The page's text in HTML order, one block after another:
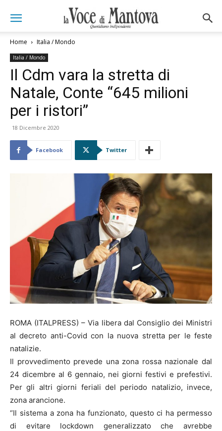
Home Italia / Mondo
Italia / Mondo
Il Cdm vara la stretta di
Natale, Conte “645 milioni
per i ristori”
18 Dicembre 2020
Facebook Twitter
ROMA (ITALPRESS) – Via libera dal Consiglio dei Ministri
al decreto anti-Covid con la nuova stretta per le feste
natalizie.
Il provvedimento prevede una zona rossa nazionale dal
24 dicembre al 6 gennaio, nei giorni festivi e prefestivi.
Per gli altri giorni feriali del periodo natalizio, invece,
zona arancione.
“Il sistema a zona ha funzionato, questo ci ha permesso
di evitare lockdown generalizzato che avrebbe